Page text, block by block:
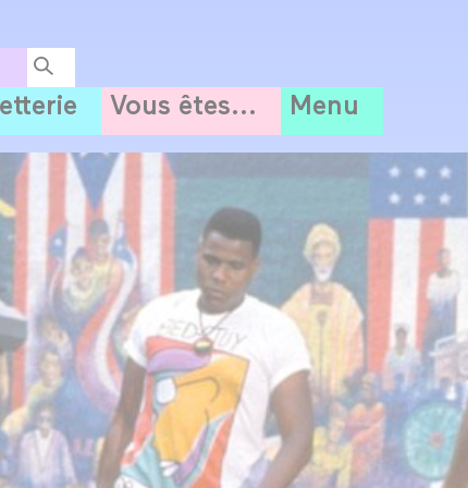
Vous êtes... Menu